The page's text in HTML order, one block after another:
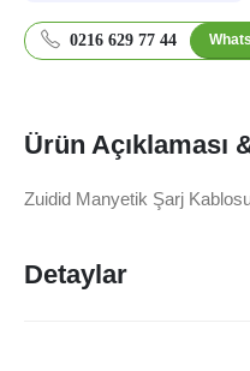
0216 629 77 44
Ürün Açıklaması
Zuidid Manyetik Şarj
Detaylar